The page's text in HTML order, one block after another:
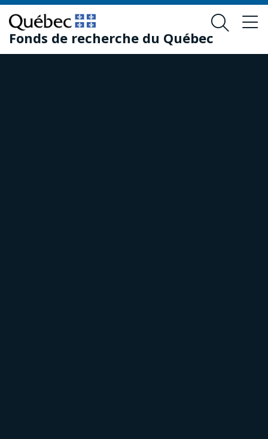
Passer
au
contenu
principal
Passer
au
pied
de
Fonds de recherche du Québec